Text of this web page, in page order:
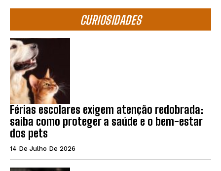
CURIOSIDADES
Férias escolares exigem atenção redobrada:
saiba como proteger a saúde e o bem-estar
dos pets
14 De Julho De 2026